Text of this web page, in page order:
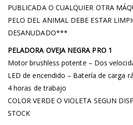
PUBLICADA O CUALQUIER OTRA
PELO DEL ANIMAL DEBE ESTAR
DESANUDADO***
PELADORA OVEJA NEGRA PRO 1
Motor brushless potente – Dos
LED de encendido – Batería de carga
4 horas de trabajo
COLOR VERDE O VIOLETA SEGUN
STOCK